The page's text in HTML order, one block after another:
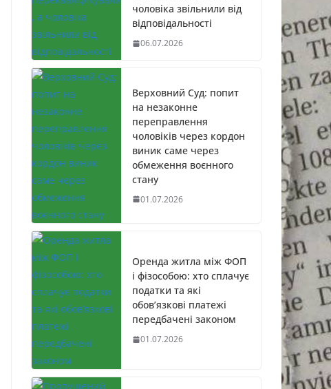
чоловіка звільнили від
відповідальності
06.07.2026
Верховний Суд: попит
на незаконне
переправлення
чоловіків через кордон
виник саме через
обмеження воєнного
стану
01.07.2026
Оренда житла між ФОП
і фізособою: хто сплачує
податки та які
обов’язкові платежі
передбачені законом
01.07.2026